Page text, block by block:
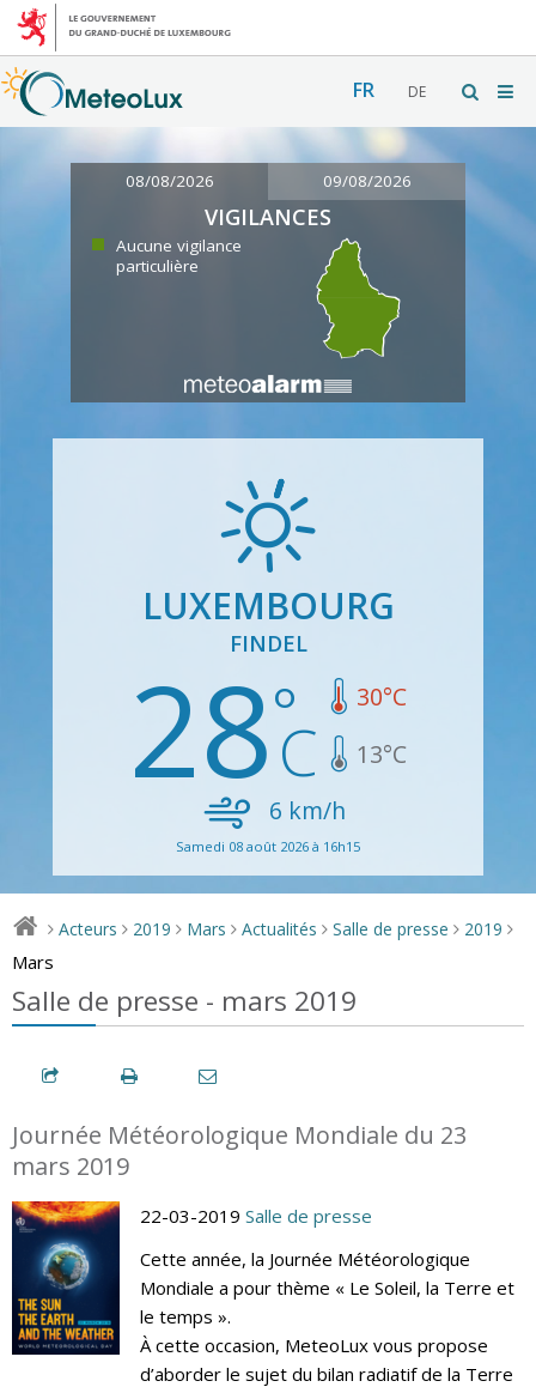
FR DE
08/08/2026 09/08/2026
VIGILANCES
Aucune vigilance
particulière
LUXEMBOURG
FINDEL
28 30°C
13°C
6 km/h
Samedi 08 août 2026 à 16h15
> Acteurs > 2019 > Mars > Actualités > Salle de presse > 2019 >
Mars
Salle de presse - mars 2019
Journée Météorologique Mondiale du 23
mars 2019
22-03-2019 Salle de presse
Cette année, la Journée Météorologique
Mondiale a pour thème « Le Soleil, la Terre et
le temps ».
À cette occasion, MeteoLux vous propose
d’aborder le sujet du bilan radiatif de la Terre